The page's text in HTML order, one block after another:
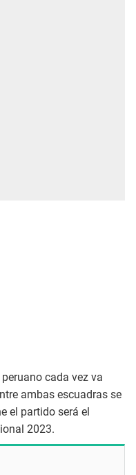
cada vez va
ambas escuadras se
el partido será el
2023.